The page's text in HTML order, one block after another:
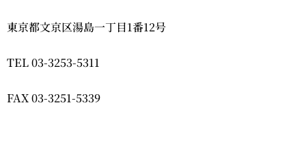
東京都文京区湯島一丁目1番12号
TEL 03-3253-5311
FAX 03-3251-5339